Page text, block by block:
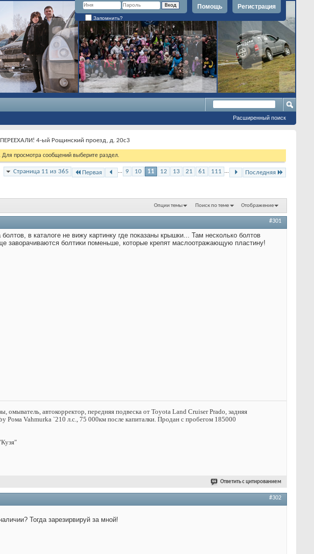
Регистрация
Помощь
Запомнить?
Расширенный поиск
4-ый Рощинский проезд, д. 20с3
. Для просмотра сообщений выберите раздел.
Страница 11 из 365 Первая ... 9 10 11 12 13 21 61 111 ... Последняя
Опции темы Поиск по теме Отображение
#301
в каталоге не вижу картинку где показаны крышки... Там несколько болтов
заворачиваются болтики поменьше, которые крепят маслоотражающую пластину!
автокорректор, передняя подвеска от Toyota Land Cruiser Prado, задняя
Рома Vahmurka `210 л.с., 75 000км после капиталки. Продан с пробегом 185000
Ответить с цитированием
#302
Тогда зарезирвируй за мной!